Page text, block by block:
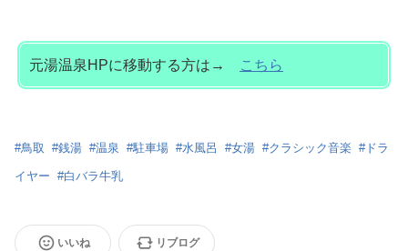
元湯温泉HPに移動する方は→ こちら
#鳥取 #銭湯 #温泉 #駐車場 #水風呂 #女湯 #クラシック音楽 #ドラ
イヤー #白バラ牛乳
いいね リブログ